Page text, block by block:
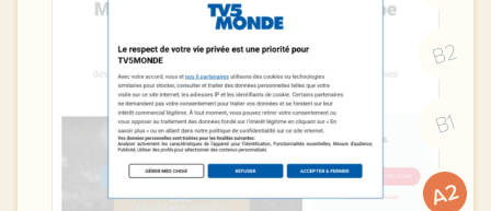
B2
B1
A2